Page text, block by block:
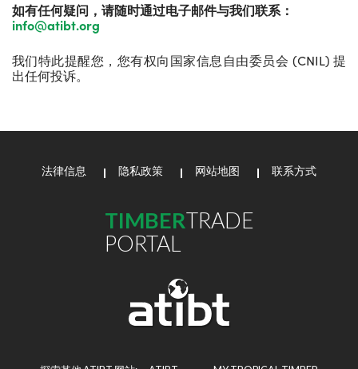
如有任何疑问，请随时通过电子邮件与我们联系：
info@atibt.org
我们特此提醒您，您有权向国家信息自由委员会 (CNIL) 提
出任何投诉。
法律信息 隐私政策 网站地图 联系方式
TIMBERTRADE
PORTAL